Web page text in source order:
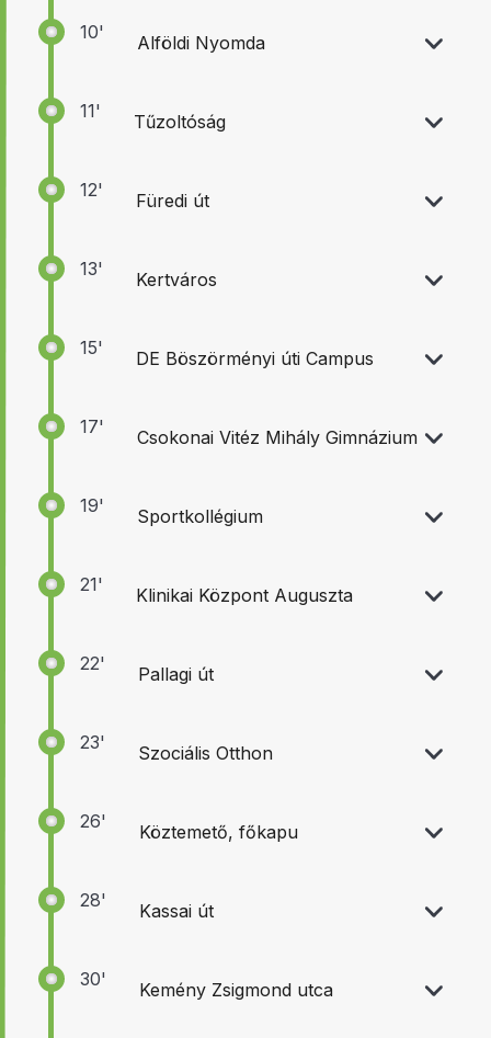
10' Alföldi Nyomda
11' Tűzoltóság
12' Füredi út
13' Kertváros
15' DE Böszörményi úti Campus
17' Csokonai Vitéz Mihály Gimnázium
19' Sportkollégium
21' Klinikai Központ Auguszta
22' Pallagi út
23' Szociális Otthon
26' Köztemető, főkapu
28' Kassai út
30' Kemény Zsigmond utca